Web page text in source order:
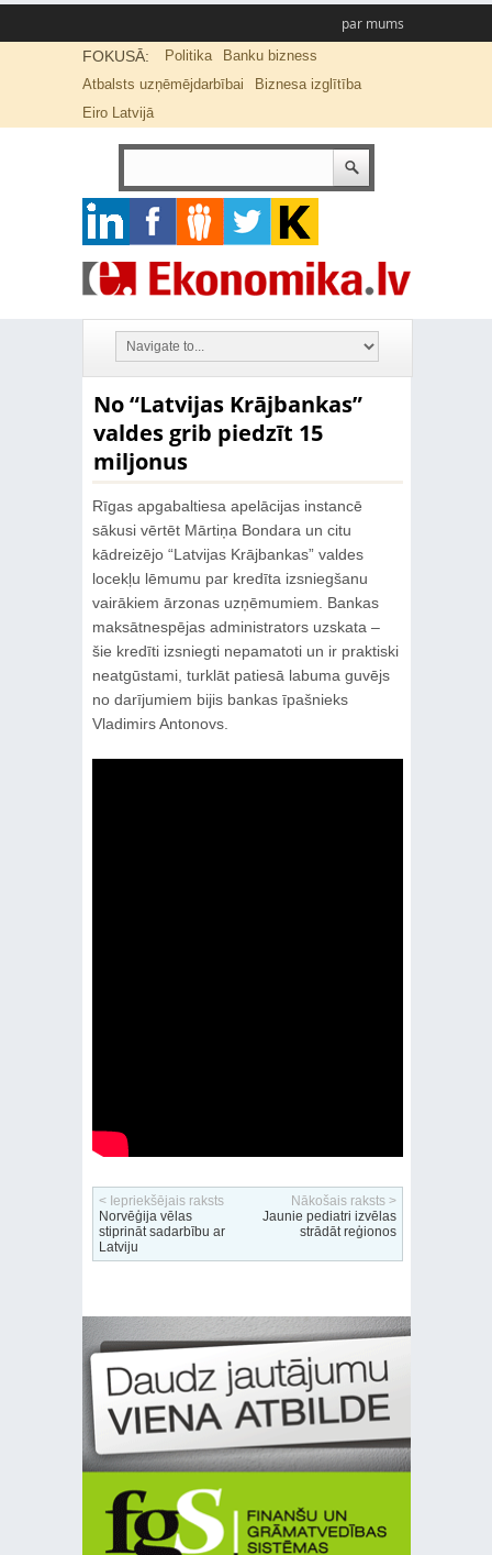
par mums
FOKUSĀ: Politika
Banku bizness
Atbalsts uzņēmējdarbībai
Biznesa izglītība
Eiro Latvijā
No “Latvijas Krājbankas”
valdes grib piedzīt 15
miljonus
Rīgas apgabaltiesa apelācijas instancē
sākusi vērtēt Mārtiņa Bondara un citu
kādreizējo “Latvijas Krājbankas” valdes
locekļu lēmumu par kredīta izsniegšanu
vairākiem ārzonas uzņēmumiem. Bankas
maksātnespējas administrators uzskata –
šie kredīti izsniegti nepamatoti un ir praktiski
neatgūstami, turklāt patiesā labuma guvējs
no darījumiem bijis bankas īpašnieks
Vladimirs Antonovs.
< Iepriekšējais raksts
Norvēģija vēlas
stiprināt sadarbību ar
Latviju
Nākošais raksts >
Jaunie pediatri izvēlas
strādāt reģionos